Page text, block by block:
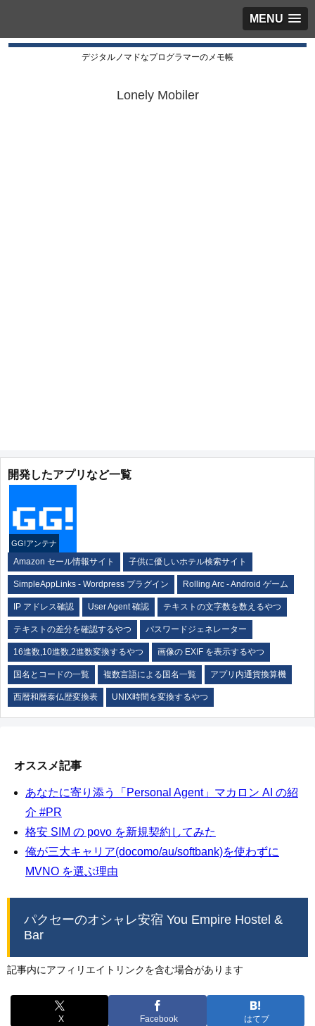
MENU
デジタルノマドなプログラマーのメモ帳
Lonely Mobiler
開発したアプリなど一覧
GG!アンテナ
Amazon セール情報サイト 子供に優しいホテル検索サイト
SimpleAppLinks - Wordpress プラグイン Rolling Arc - Android ゲーム
IP アドレス確認 User Agent 確認 テキストの文字数を数えるやつ
テキストの差分を確認するやつ パスワードジェネレーター
16進数,10進数,2進数変換するやつ 画像の EXIF を表示するやつ
国名とコードの一覧 複数言語による国名一覧 アプリ内通貨換算機
西暦和暦泰仏歴変換表 UNIX時間を変換するやつ
オススメ記事
あなたに寄り添う「Personal Agent」マカロン AI の紹
介 #PR
格安 SIM の povo を新規契約してみた
俺が三大キャリア(docomo/au/softbank)を使わずに
MVNO を選ぶ理由
パクセーのオシャレ安宿 You Empire Hostel &
Bar
記事内にアフィリエイトリンクを含む場合があります
X Facebook はてブ